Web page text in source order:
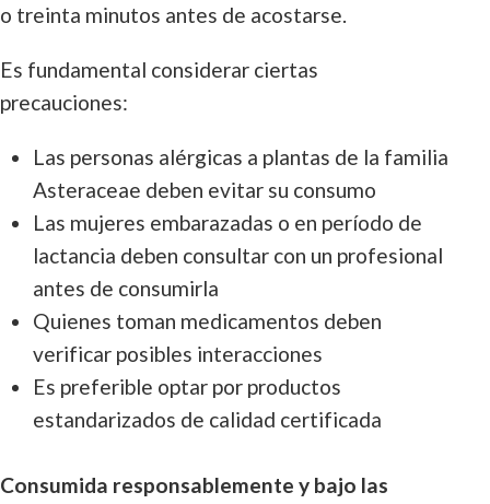
o treinta minutos antes de acostarse.
Es fundamental considerar ciertas
precauciones:
Las personas alérgicas a plantas de la familia
Asteraceae deben evitar su consumo
Las mujeres embarazadas o en período de
lactancia deben consultar con un profesional
antes de consumirla
Quienes toman medicamentos deben
verificar posibles interacciones
Es preferible optar por productos
estandarizados de calidad certificada
Consumida responsablemente y bajo las